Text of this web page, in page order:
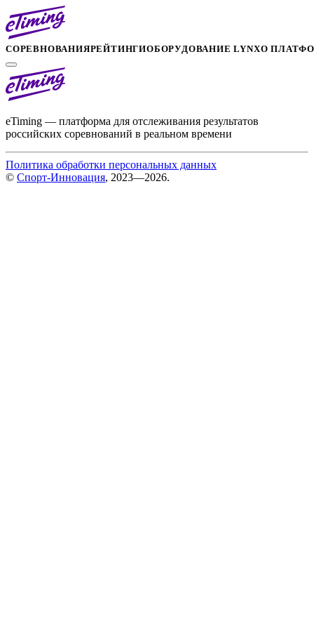
СОРЕВНОВАНИЯРЕЙТИНГИОБОРУДОВАНИЕ LYNXО
eTiming — платформа для отслеживания результатов
российских соревнований в реальном времени
Политика обработки персональных данных
© Спорт-Инновация, 2023—2026.